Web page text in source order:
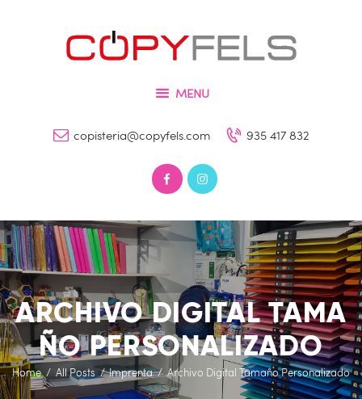
MENU
copisteria@copyfels.com 935 417 832
ARCHIVO DIGITAL TAMA
ÑO PERSONALIZADO
Home All Posts Imprenta Archivo Digital Tamaño Personalizado
COPYFELS
Imprenta – Copisteria – Papelería y Fotografía
Tienda
Contacto
0 productos
0,00 €